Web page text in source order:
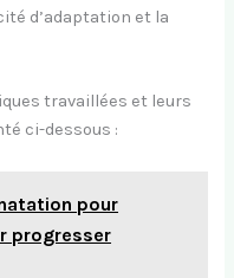
d’adaptation et la
travaillées et leurs
ci-dessous :
pour
progresser